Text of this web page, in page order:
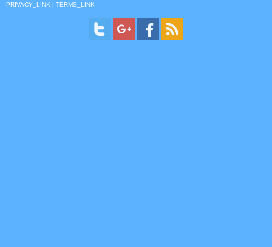
PRIVACY_LINK | TERMS_LINK